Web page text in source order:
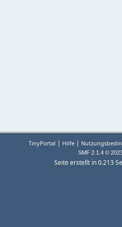
TinyPortal | Hilfe |
SMF 2.1.4 ©
Seite erstellt in 0.213